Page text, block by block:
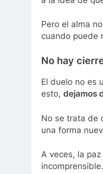
Pero el alma
cuando puede
No hay
El duelo no es
esto, dejamos
No se trata de
una forma
A veces, la